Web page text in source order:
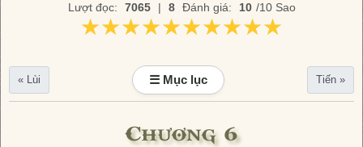
Lượt đọc: 7065 | 8 Đánh giá: 10 /10 Sao
★★★★★★★★★★
★★★★★★★★★★
« Lùi ☰ Mục lục Tiến »
Chương 6